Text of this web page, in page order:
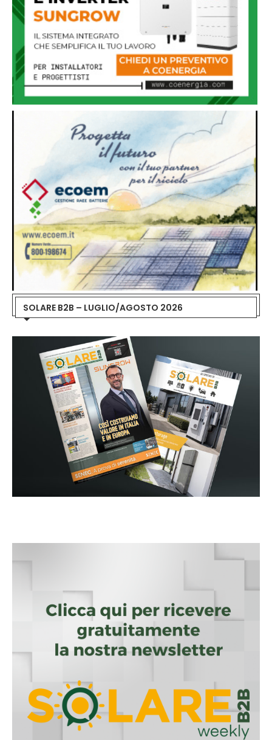
SOLARE B2B – LUGLIO/AGOSTO 2026